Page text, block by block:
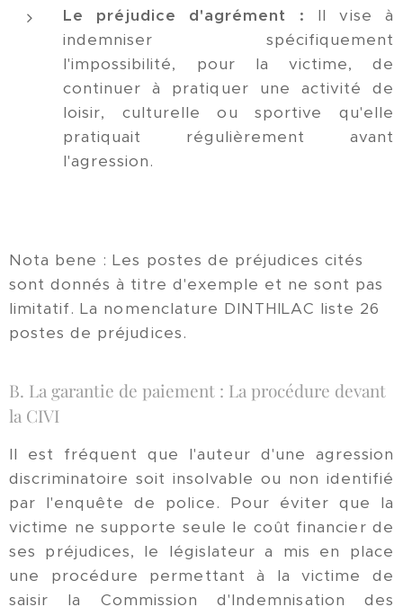
Le préjudice d'agrément : Il vise à
indemniser spécifiquement
l'impossibilité, pour la victime, de
continuer à pratiquer une activité de
loisir, culturelle ou sportive qu'elle
pratiquait régulièrement avant
l'agression.
Nota bene : Les postes de préjudices cités
sont donnés à titre d'exemple et ne sont pas
limitatif. La nomenclature DINTHILAC liste 26
postes de préjudices.
B. La garantie de paiement : La procédure devant
la CIVI
Il est fréquent que l'auteur d'une agression
discriminatoire soit insolvable ou non identifié
par l'enquête de police. Pour éviter que la
victime ne supporte seule le coût financier de
ses préjudices, le législateur a mis en place
une procédure permettant à la victime de
saisir la Commission d'Indemnisation des